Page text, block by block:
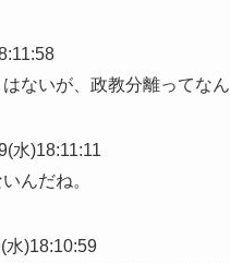
ないが、政教分離ってな
水)18:11:11
んだね。
水)18:10:59